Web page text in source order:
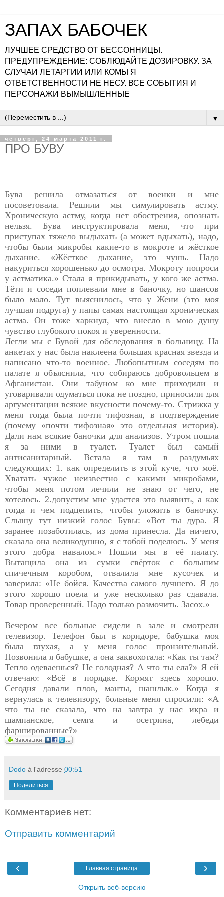
ЗАПАХ БАБОЧЕК
ЛУЧШЕЕ СРЕДСТВО ОТ БЕССОННИЦЫ.
ПРЕДУПРЕЖДЕНИЕ: СОБЛЮДАЙТЕ ДОЗИРОВКУ. ЗА
СЛУЧАИ ЛЕТАРГИИ ИЛИ КОМЫ Я
ОТВЕТСТВЕННОСТИ НЕ НЕСУ. ВСЕ СОБЫТИЯ И
ПЕРСОНАЖИ ВЫМЫШЛЕННЫЕ
▼
четверг, 24 марта 2011 г.
ПРО БУВУ
Бува решила отмазаться от военки и мне
посоветовала. Решили мы симулировать астму.
Хроническую астму, когда нет обострения, опознать
нельзя. Бува инструктировала меня, что при
приступах тяжело выдыхать (а может вдыхать), надо,
чтобы были микробы какие-то в мокроте и жёсткое
дыхание. «Жёсткое дыхание, это чушь. Надо
накуриться хорошенько до осмотра. Мокроту попроси
у астматика.» Стала я прикидывать, у кого же астма.
Тёти и соседи поплевали мне в баночку, но шансов
было мало. Тут выяснилось, что у Жени (это моя
лучшая подруга) у папы самая настоящая хроническая
астма. Он тоже харкнул, что внесло в мою душу
чувство глубокого покоя и уверенности.
Легли мы с Бувой для обследования в больницу. На
анкетах у нас была наклеена большая красная звезда и
написано что-то военное. Любопытным соседям по
палате я объяснила, что собираюсь добровольцем в
Афганистан. Они табуном ко мне приходили и
уговаривали одуматься пока не поздно, приносили для
аргументации всякие вкусности почему-то. Стрижка у
меня тогда была почти тифозная, в подтверждение
(почему «почти тифозная» это отдельная история).
Дали нам всякие баночки для анализов. Утром пошла
я за ними в туалет. Туалет был самый
антисанитарный. Встала я там в раздумьях
следующих: 1. как определить в этой куче, что моё.
Хватать чужое неизвестно с какими микробами,
чтобы меня потом лечили не знаю от чего, не
хотелось. 2.допустим мне удастся это выявить, а как
тогда и чем подцепить, чтобы уложить в баночку.
Слышу тут низкий голос Бувы: «Вот ты дура. Я
заранее позаботилась, из дома принесла. Да ничего,
сказала она великодушно, я с тобой поделюсь. У меня
этого добра навалом.» Пошли мы в её палату.
Вытащила она из сумки свёрток с большим
спичечным коробом, отвалила мне кусочек и
заверила: «Не бойся. Качества самого лучшего. Я до
этого хорошо поела и уже несколько раз сдавала.
Товар проверенный. Надо только размочить. Засох.»
Вечером все больные сидели в зале и смотрели
телевизор. Телефон был в коридоре, бабушка моя
была глухая, а у меня голос пронзительный.
Позвонила я бабушке, а она заквохотала: «Как ты там?
Тепло одеваешься? Не голодная? А что ты ела?» Я ей
отвечаю: «Всё в порядке. Кормят здесь хорошо.
Сегодня давали плов, манты, шашлык.» Когда я
вернулась к телевизору, больные меня спросили: «А
что ты не сказала, что на завтра у нас икра и
шампанское, семга и осетрина, лебеди
фаршированные?»
Dodo à l'adresse 00:51
Поделиться
Комментариев нет:
Отправить комментарий
‹ ›
Главная страница
Открыть веб-версию